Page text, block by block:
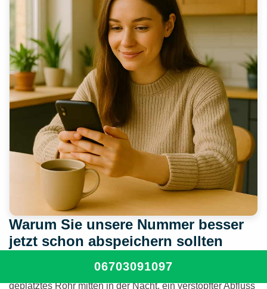
Warum Sie unsere Nummer besser
jetzt schon abspeichern sollten
Ein Sanitär-Notfall passiert meistens völlig unerwartet – ein
geplatztes Rohr mitten in der Nacht, ein verstopfter Abfluss
06703091097